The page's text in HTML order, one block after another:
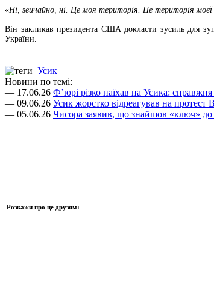
«Ні, звичайно, ні. Це моя територія. Це територія
Він закликав президента США докласти зусиль для
України.
Усик
Новини по темі:
— 17.06.26 Ф’юрі різко наїхав на Усика:
— 09.06.26 Усик жорстко відреагував на протест
— 05.06.26 Чисора заявив, що знайшов «ключ» до
Розкажи про це друзям: